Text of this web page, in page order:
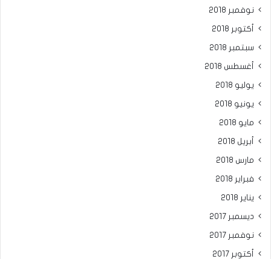
نوفمبر 2018
أكتوبر 2018
سبتمبر 2018
أغسطس 2018
يوليو 2018
يونيو 2018
مايو 2018
أبريل 2018
مارس 2018
فبراير 2018
يناير 2018
ديسمبر 2017
نوفمبر 2017
أكتوبر 2017